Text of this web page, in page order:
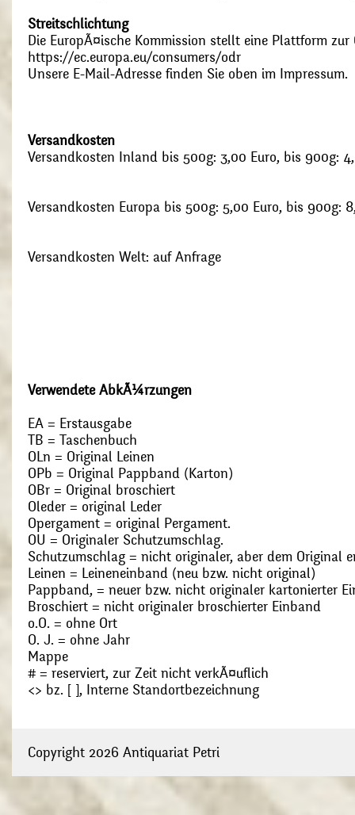
Streitschlichtung
Die EuropÃ¤ische Kommission stellt eine Plattform
https://ec.europa.eu/consumers/odr
Unsere E-Mail-Adresse finden Sie oben im Impressum.
Versandkosten
Versandkosten Inland bis 500g: 3,00 Euro, bis 900g:
Versandkosten Europa bis 500g: 5,00 Euro, bis 900g:
Versandkosten Welt: auf Anfrage
Verwendete AbkÃ¼rzungen
EA = Erstausgabe
TB = Taschenbuch
OLn = Original Leinen
OPb = Original Pappband (Karton)
OBr = Original broschiert
Oleder = original Leder
Opergament = original Pergament.
OU = Originaler Schutzumschlag.
Schutzumschlag = nicht originaler, aber dem Original
Leinen = Leineneinband (neu bzw. nicht original)
Pappband, = neuer bzw. nicht originaler kartonierter
Broschiert = nicht originaler broschierter Einband
o.O. = ohne Ort
O. J. = ohne Jahr
Mappe
# = reserviert, zur Zeit nicht verkÃ¤uflich
<> bz. [ ], Interne Standortbezeichnung
Copyright 2026 Antiquariat Petri